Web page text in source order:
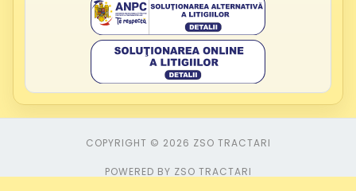
COPYRIGHT © 2026 ZSO TRACTARI
POWERED BY ZSO TRACTARI